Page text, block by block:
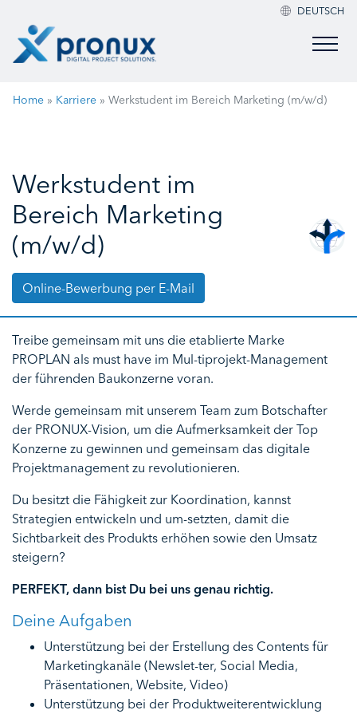
DEUTSCH
Home » Karriere » Werkstudent im Bereich Marketing (m/w/d)
Werkstudent im
Bereich Marketing
(m/w/d)
Online-Bewerbung per E-Mail
Treibe gemeinsam mit uns die etablierte Marke
PROPLAN als must have im Mul-tiprojekt-Management
der führenden Baukonzerne voran.
Werde gemeinsam mit unserem Team zum Botschafter
der PRONUX-Vision, um die Aufmerksamkeit der Top
Konzerne zu gewinnen und gemeinsam das digitale
Projektmanagement zu revolutionieren.
Du besitzt die Fähigkeit zur Koordination, kannst
Strategien entwickeln und um-setzten, damit die
Sichtbarkeit des Produkts erhöhen sowie den Umsatz
steigern?
PERFEKT, dann bist Du bei uns genau richtig.
Deine Aufgaben
Unterstützung bei der Erstellung des Contents für
Marketingkanäle (Newslet-ter, Social Media,
Präsentationen, Website, Video)
Unterstützung bei der Produktweiterentwicklung